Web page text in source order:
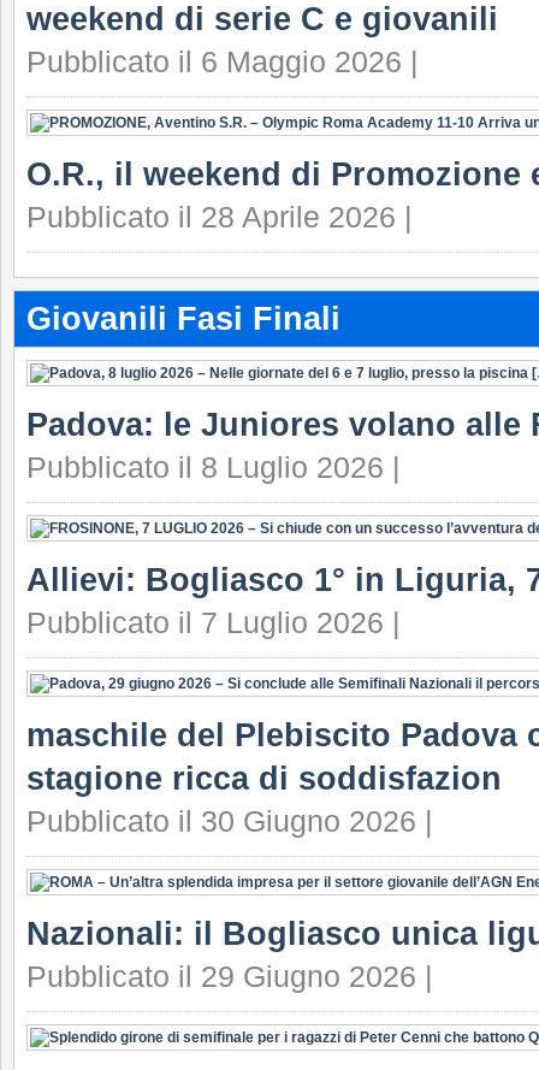
weekend di serie C e giovanili
Pubblicato il 6 Maggio 2026 |
O.R., il weekend di Promozione
Pubblicato il 28 Aprile 2026 |
Giovanili Fasi Finali
Padova: le Juniores volano alle
Pubblicato il 8 Luglio 2026 |
Allievi: Bogliasco 1° in Liguria,
Pubblicato il 7 Luglio 2026 |
maschile del Plebiscito Padova
stagione ricca di soddisfazion
Pubblicato il 30 Giugno 2026 |
Nazionali: il Bogliasco unica
Pubblicato il 29 Giugno 2026 |